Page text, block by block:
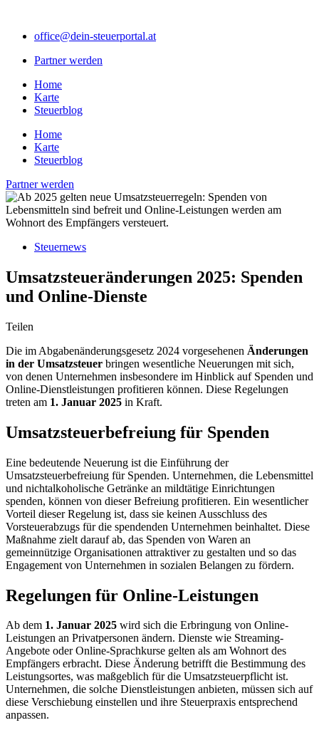
springenoffice@dein-steuerportal.at
Partner werden
Home
Karte
Steuerblog
Home
Karte
Steuerblog
Partner werden
Steuernews
Umsatzsteueränderungen 2025: Spenden
und Online-Dienste
Teilen
Die im Abgabenänderungsgesetz 2024 vorgesehenen Änderungen
in der Umsatzsteuer bringen wesentliche Neuerungen mit sich,
von denen Unternehmen insbesondere im Hinblick auf Spenden und
Online-Dienstleistungen profitieren können. Diese Regelungen
treten am 1. Januar 2025 in Kraft.
Umsatzsteuerbefreiung für Spenden
Eine bedeutende Neuerung ist die Einführung der
Umsatzsteuerbefreiung für Spenden. Unternehmen, die Lebensmittel
und nichtalkoholische Getränke an mildtätige Einrichtungen
spenden, können von dieser Befreiung profitieren. Ein wesentlicher
Vorteil dieser Regelung ist, dass sie keinen Ausschluss des
Vorsteuerabzugs für die spendenden Unternehmen beinhaltet. Diese
Maßnahme zielt darauf ab, das Spenden von Waren an
gemeinnützige Organisationen attraktiver zu gestalten und so das
Engagement von Unternehmen in sozialen Belangen zu fördern.
Regelungen für Online-Leistungen
Ab dem 1. Januar 2025 wird sich die Erbringung von Online-
Leistungen an Privatpersonen ändern. Dienste wie Streaming-
Angebote oder Online-Sprachkurse gelten als am Wohnort des
Empfängers erbracht. Diese Änderung betrifft die Bestimmung des
Leistungsortes, was maßgeblich für die Umsatzsteuerpflicht ist.
Unternehmen, die solche Dienstleistungen anbieten, müssen sich auf
diese Verschiebung einstellen und ihre Steuerpraxis entsprechend
anpassen.